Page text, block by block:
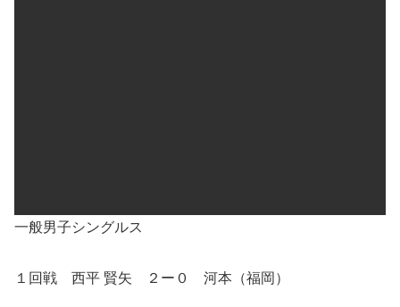
一般男子シングルス
１回戦 西平 賢矢 ２ー０ 河本（福岡）